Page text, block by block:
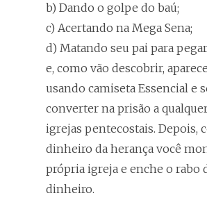
b) Dando o golpe do baú;
c) Acertando na Mega Sena;
d) Matando seu pai para
e, como vão descobrir,
usando camiseta Essencial e
converter na prisão a
igrejas pentecostais. Depois,
dinheiro da herança você
própria igreja e enche o rabo
dinheiro.